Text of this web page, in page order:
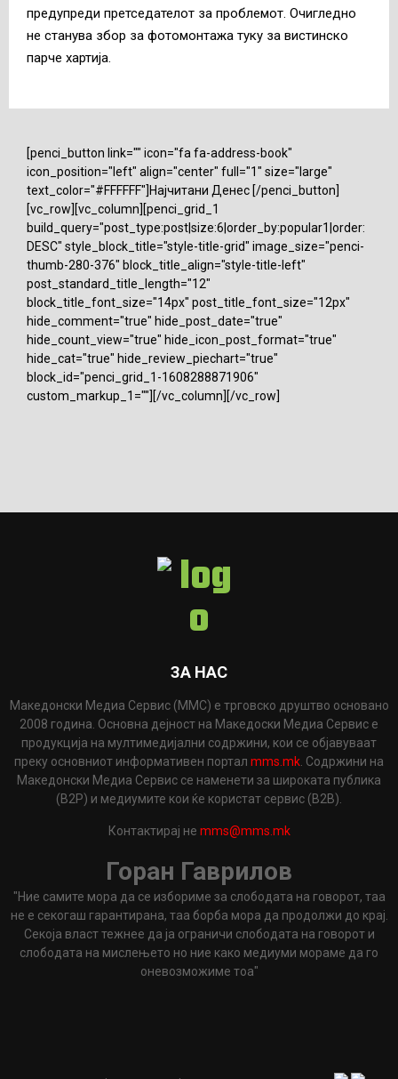
предупреди претседателот за проблемот. Очигледно
не станува збор за фотомонтажа туку за вистинско
парче хартија.
[penci_button link="" icon="fa fa-address-book"
icon_position="left" align="center" full="1" size="large"
text_color="#FFFFFF"]Најчитани Денес [/penci_button]
[vc_row][vc_column][penci_grid_1
build_query="post_type:post|size:6|order_by:popular1|order:
DESC" style_block_title="style-title-grid" image_size="penci-
thumb-280-376" block_title_align="style-title-left"
post_standard_title_length="12"
block_title_font_size="14px" post_title_font_size="12px"
hide_comment="true" hide_post_date="true"
hide_count_view="true" hide_icon_post_format="true"
hide_cat="true" hide_review_piechart="true"
block_id="penci_grid_1-1608288871906"
custom_markup_1=""][/vc_column][/vc_row]
ЗА НАС
Македонски Медиа Сервис (ММС) е трговско друштво основано
2008 година. Основна дејност на Македоски Медиа Сервис е
продукција на мултимедијални содржини, кои се објавуваат
преку основниот информативен портал mms.mk . Содржини на
Македонски Медиа Сервис се наменети за широката публика
(B2P) и медиумите кои ќе користат сервис (B2B).
Контактирај не mms@mms.mk
Горан Гаврилов
"Ние самите мора да се избориме за слободата на говорот, таа
не е секогаш гарантирана, таа борба мора да продолжи до крај.
Секоја власт тежнее да ја ограничи слободата на говорот и
слободата на мислењето но ние како медиуми мораме да го
оневозможиме тоа"